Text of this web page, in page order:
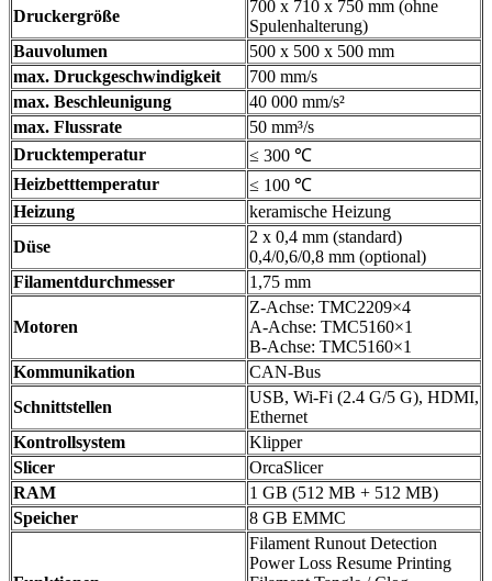
Druckergröße
700 x 710 x 750 mm (ohne
Spulenhalterung)
Bauvolumen
500 x 500 x 500 mm
max. Druckgeschwindigkeit
700 mm/s
max. Beschleunigung
40 000 mm/s²
max. Flussrate
50 mm³/s
Drucktemperatur
≤ 300 ℃
Heizbetttemperatur
≤ 100 ℃
Heizung
keramische Heizung
Düse
2 x 0,4 mm (standard)
0,4/0,6/0,8 mm (optional)
Filamentdurchmesser
1,75 mm
Motoren
Z-Achse: TMC2209×4
A-Achse: TMC5160×1
B-Achse: TMC5160×1
Kommunikation
CAN-Bus
Schnittstellen
USB, Wi-Fi (2.4 G/5 G), HDMI,
Ethernet
Kontrollsystem
Klipper
Slicer
OrcaSlicer
RAM
1 GB (512 MB + 512 MB)
Speicher
8 GB EMMC
Filament Runout Detection
Power Loss Resume Printing